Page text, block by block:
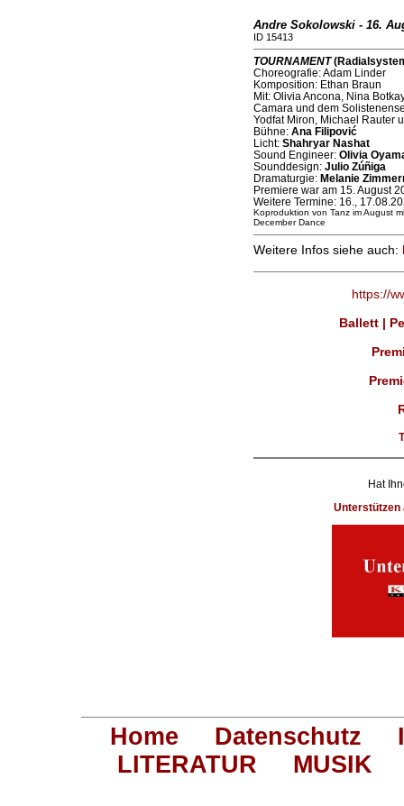
Andre Sokolowski - 16.
ID 15413
TOURNAMENT
Choreografie: Adam Linder
Komposition: Ethan Braun
Mit: Olivia Ancona, Nina
Camara und dem
Yodfat Miron, Michael Rauter
Bühne: Ana Filipović
Licht: Shahryar Nashat
Sound Engineer: Olivia
Sounddesign: Julio Zúñiga
Dramaturgie: Melanie
Premiere war am 15. August
Weitere Termine: 16.,
Koproduktion von Tanz im August
December Dance
Weitere Infos siehe auch:
https://
Ballett |
Hat
Unterstützen
Home Datenschutz
LITERATUR
MUSIK